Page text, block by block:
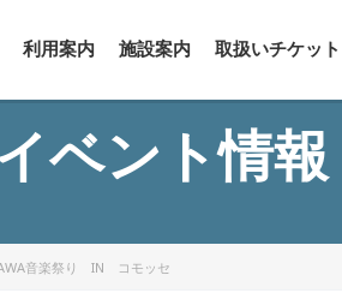
利用案内 施設案内 取扱いチケット
ベント情報
音楽祭り IN コモッセ